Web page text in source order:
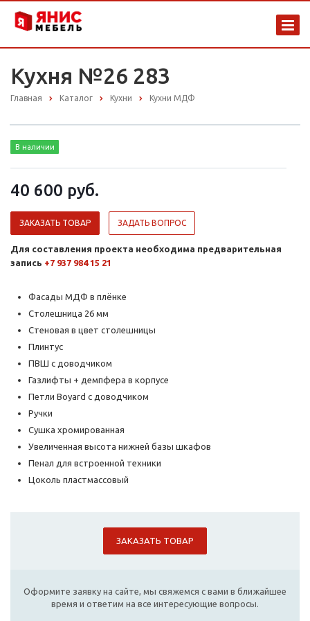
Кухня №26 283
Главная Каталог Кухни Кухни МДФ
В наличии
40 600 руб.
ЗАКАЗАТЬ ТОВАР ЗАДАТЬ ВОПРОС
Для составления проекта необходима предварительная
запись +7 937 984 15 21
Фасады МДФ в плёнке
Столешница 26 мм
Стеновая в цвет столешницы
Плинтус
ПВШ с доводчиком
Газлифты + демпфера в корпусе
Петли Boyard с доводчиком
Ручки
Сушка хромированная
Увеличенная высота нижней базы шкафов
Пенал для встроенной техники
Цоколь пластмассовый
ЗАКАЗАТЬ ТОВАР
Оформите заявку на сайте, мы свяжемся с вами в ближайшее
время и ответим на все интересующие вопросы.